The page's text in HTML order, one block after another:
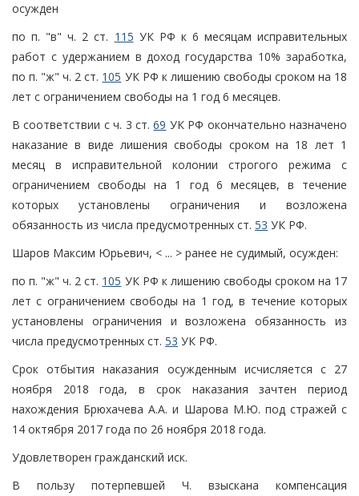
осужден
по п. "в" ч. 2 ст. 115 УК РФ к 6 месяцам исправительных
работ с удержанием в доход государства 10% заработка,
по п. "ж" ч. 2 ст. 105 УК РФ к лишению свободы сроком на 18
лет с ограничением свободы на 1 год 6 месяцев.
В соответствии с ч. 3 ст.69 УК РФ окончательно назначено
наказание в виде лишения свободы сроком на 18 лет 1
месяц в исправительной колонии строгого режима с
ограничением свободы на 1 год 6 месяцев, в течение
которых установлены ограничения и возложена
обязанность из числа предусмотренных ст. 53 УК РФ.
Шаров Максим Юрьевич, < ... > ранее не судимый, осужден:
по п. "ж" ч. 2 ст. 105 УК РФ к лишению свободы сроком на 17
лет с ограничением свободы на 1 год, в течение которых
установлены ограничения и возложена обязанность из
числа предусмотренных ст. 53 УК РФ.
Срок отбытия наказания осужденным исчисляется с 27
ноября 2018 года, в срок наказания зачтен период
нахождения Брюхачева А.А. и Шарова М.Ю. под стражей с
14 октября 2017 года по 26 ноября 2018 года.
Удовлетворен гражданский иск.
В пользу потерпевшей Ч. взыскана компенсация